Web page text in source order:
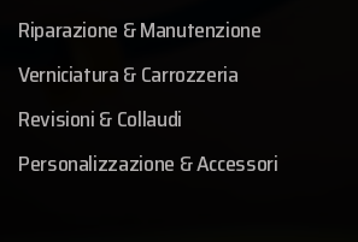
Riparazione & Manutenzione
Verniciatura & Carrozzeria
Revisioni & Collaudi
Personalizzazione & Accessori